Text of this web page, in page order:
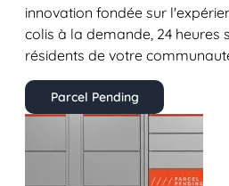
innovation fondée sur
colis à la demande, 24 heures
résidents de votre
Parcel Pending